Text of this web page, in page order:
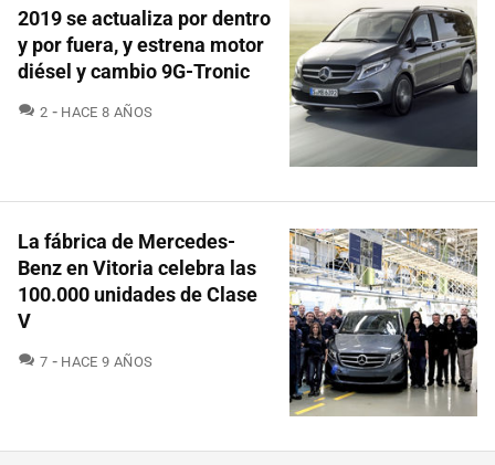
2019 se actualiza por dentro
y por fuera, y estrena motor
diésel y cambio 9G-Tronic
2 COMENTARIOS
HACE 8 AÑOS
La fábrica de Mercedes-
Benz en Vitoria celebra las
100.000 unidades de Clase
V
7 COMENTARIOS
HACE 9 AÑOS